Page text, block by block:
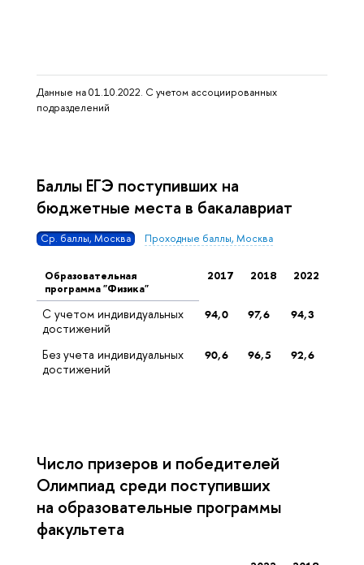
Данные на01.10.2022. С учетом ассоциированных
подразделений
Баллы ЕГЭ поступивших на
бюджетные места в бакалавриат
Ср. баллы, Москва Проходные баллы, Москва
Образовательная
программа "Физика"
2017 2018 2022
С учетом индивидуальных
достижений
94,0 97,6 94,3
Без учета индивидуальных
достижений
90,6 96,5 92,6
Число призеров и победителей
Олимпиад среди поступивших
на образовательные программы
факультета